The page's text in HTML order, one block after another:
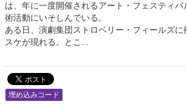
は、年に一度開催されるアート・フェスティバ
術活動にいそしんでいる。
ある日、演劇集団ストロベリー・フィールズに
スケが現れる。とこ...
埋め込みコード